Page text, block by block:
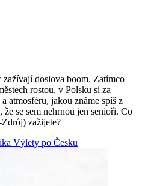
zažívají doslova boom. Zatímco
rostou, v Polsku si za
atmosféru, jakou známe spíš z
se sem nehrnou jen senioři. Co
zažijete?
Výlety po Česku